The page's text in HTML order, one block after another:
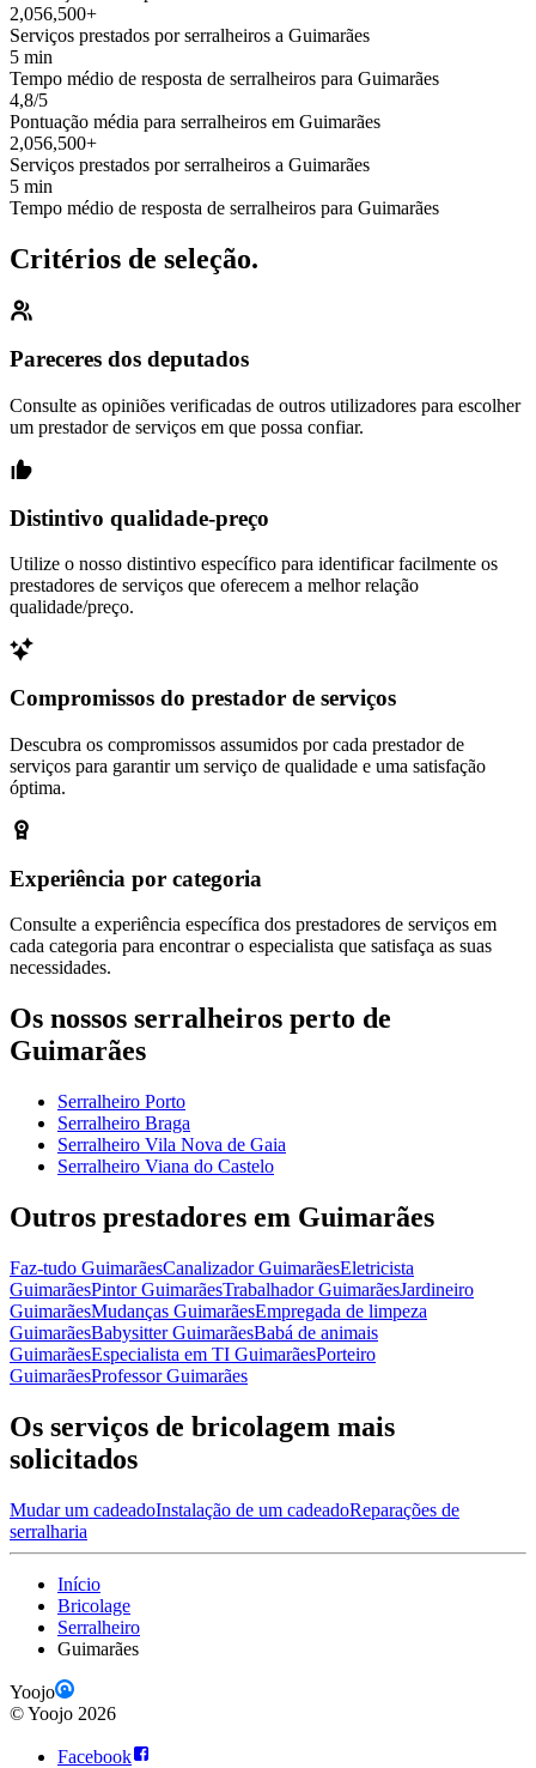
2,056,500+
Serviços prestados por serralheiros a Guimarães
5 min
Tempo médio de resposta de serralheiros para Guimarães
4,8/5
Pontuação média para serralheiros em Guimarães
2,056,500+
Serviços prestados por serralheiros a Guimarães
5 min
Tempo médio de resposta de serralheiros para Guimarães
Critérios de seleção.
Pareceres dos deputados
Consulte as opiniões verificadas de outros utilizadores para escolher
um prestador de serviços em que possa confiar.
Distintivo qualidade-preço
Utilize o nosso distintivo específico para identificar facilmente os
prestadores de serviços que oferecem a melhor relação
qualidade/preço.
Compromissos do prestador de serviços
Descubra os compromissos assumidos por cada prestador de
serviços para garantir um serviço de qualidade e uma satisfação
óptima.
Experiência por categoria
Consulte a experiência específica dos prestadores de serviços em
cada categoria para encontrar o especialista que satisfaça as suas
necessidades.
Os nossos serralheiros perto de
Guimarães
Serralheiro Porto
Serralheiro Braga
Serralheiro Vila Nova de Gaia
Serralheiro Viana do Castelo
Outros prestadores em Guimarães
Faz-tudo GuimarãesCanalizador GuimarãesEletricista
GuimarãesPintor GuimarãesTrabalhador GuimarãesJardineiro
GuimarãesMudanças GuimarãesEmpregada de limpeza
GuimarãesBabysitter GuimarãesBabá de animais
GuimarãesEspecialista em TI GuimarãesPorteiro
GuimarãesProfessor Guimarães
Os serviços de bricolagem mais
solicitados
Mudar um cadeadoInstalação de um cadeadoReparações de
serralharia
Início
Bricolage
Serralheiro
Guimarães
Yoojo
©Yoojo 2026
Facebook